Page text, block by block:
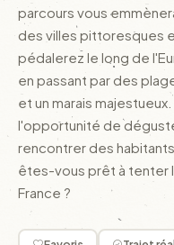
parcours vous
des villes pittoresques
pédalerez le long de
en passant par des
et un marais
l'opportunité de
rencontrer des
êtes-vous prêt à tenter
France ?